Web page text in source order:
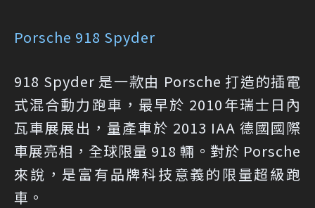
Porsche 918 Spyder
918 Spyder 是一款由 Porsche 打造的插電
式混合動力跑車，最早於 2010年瑞士日內
瓦車展展出，量產車於 2013 IAA 德國國際
車展亮相，全球限量 918 輛。對於 Porsche
來說，是富有品牌科技意義的限量超級跑
車。